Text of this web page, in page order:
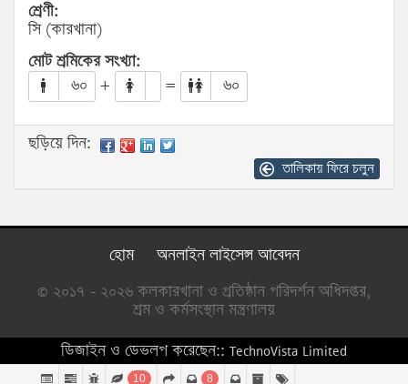
শ্রেণী:
সি (কারখানা)
মোট শ্রমিকের সংখ্যা:
৬০
+ = ৬০
ছড়িয়ে দিন:
তালিকায় ফিরে চলুন
হোম
অনলাইন লাইসেন্স আবেদন
© ২০১৭ - ২০২৬ কলকারখানা ও প্রতিষ্ঠান পরিদর্শন অধিদপ্তর,
শ্রম ও কর্মসংস্থান মন্ত্রণালয়
ডিজাইন ও ডেভলপ করেছেন:: TechnoVista Limited
10 8